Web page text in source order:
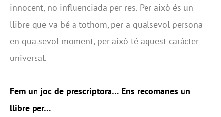
innocent, no influenciada per res. Per això és un
llibre que va bé a tothom, per a qualsevol persona
en qualsevol moment, per això té aquest caràcter
universal.
Fem un joc de prescriptora… Ens recomanes un
llibre per…